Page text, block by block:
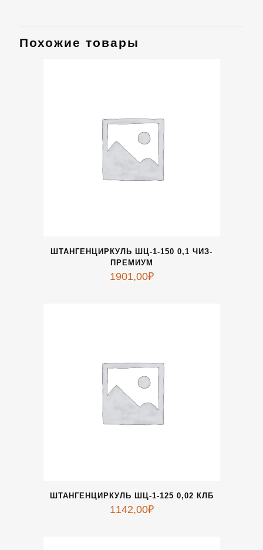
Похожие товары
ШТАНГЕНЦИРКУЛЬ ШЦ-1-150 0,1 ЧИЗ-
ПРЕМИУМ
1901,00₽
ШТАНГЕНЦИРКУЛЬ ШЦ-1-125 0,02 КЛБ
1142,00₽